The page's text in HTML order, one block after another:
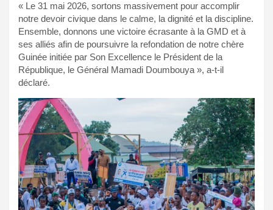
« Le 31 mai 2026, sortons massivement pour accomplir
notre devoir civique dans le calme, la dignité et la discipline.
Ensemble, donnons une victoire écrasante à la GMD et à
ses alliés afin de poursuivre la refondation de notre chère
Guinée initiée par Son Excellence le Président de la
République, le Général Mamadi Doumbouya », a-t-il
déclaré.